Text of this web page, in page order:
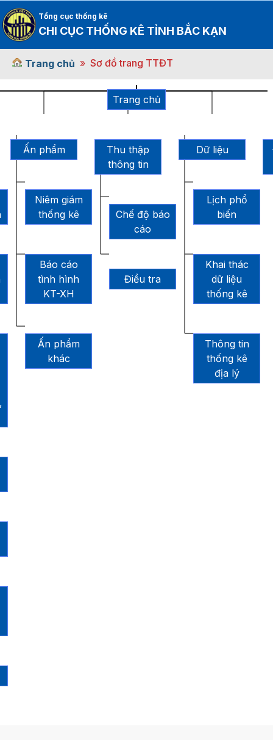
Tổng cục thống kê
CHI CỤC THỐNG KÊ TỈNH BẮC KẠN
Trang chủ Sơ đồ trang TTĐT
Trang chủ
Ấn phẩm
Niêm giám
thống kê
Báo cáo
tình hình
KT-XH
Ấn phẩm
khác
Thu thập
thông tin
Chế độ báo
cáo
Điều tra
Dữ liệu
Lịch phổ
biến
Khai thác
dữ liệu
thống kê
Thông tin
thống kê
địa lý